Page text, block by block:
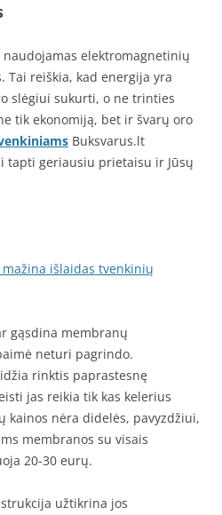
elektromagnetinių
Tai reiškia, kad energija yra
slėgiui sukurti, o ne trinties
tik ekonomiją, bet ir švarų oro
Buksvarus.lt
tapti geriausiu prietaisu ir Jūsų
išlaidas tvenkinių
gąsdina membranų
neturi pagrindo.
rinktis paprastesnę
jas reikia tik kas kelerius
kainos nėra didelės, pavyzdžiui,
membranos su visais
20-30 eurų.
užtikrina jos